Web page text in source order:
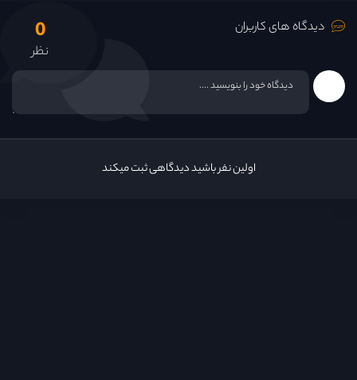
دیدگاه های کاربران 0
نظر
اولین نفر باشید دیدگاهی ثبت میکند